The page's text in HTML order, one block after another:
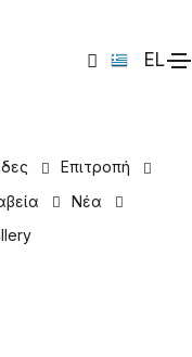
EL
Επιτροπή
Νέα